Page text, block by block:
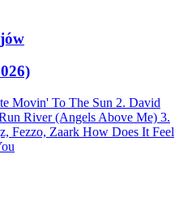
Movin' To The Sun 2. David
River (Angels Above Me) 3.
Fezzo, Zaark How Does It Feel